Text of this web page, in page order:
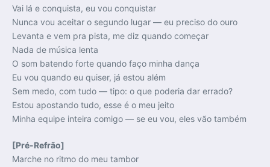
Vai lá e conquista, eu vou conquistar
Nunca vou aceitar o segundo lugar — eu preciso do ouro
Levanta e vem pra pista, me diz quando começar
Nada de música lenta
O som batendo forte quando faço minha dança
Eu vou quando eu quiser, já estou além
Sem medo, com tudo — tipo: o que poderia dar errado?
Estou apostando tudo, esse é o meu jeito
Minha equipe inteira comigo — se eu vou, eles vão também
[Pré-Refrão]
Marche no ritmo do meu tambor